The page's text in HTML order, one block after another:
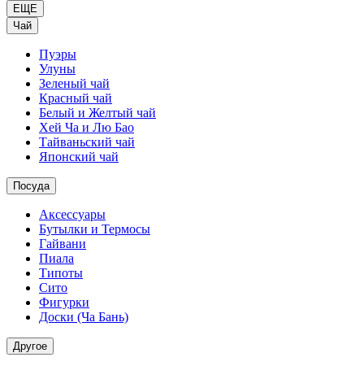
ЕЩЕ
Чай
Пуэры
Улуны
Зеленый чай
Красный чай
Белый и Желтый чай
Хей Ча и Лю Бао
Тайваньский чай
Японский чай
Посуда
Аксессуары
Бутылки и Термосы
Гайвани
Пиала
Типоты
Сито
Фигурки
Доски (Ча Бань)
Другое